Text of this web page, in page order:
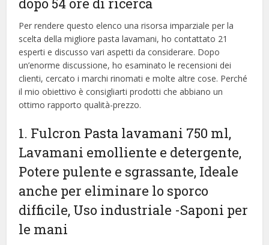
dopo 54 ore di ricerca
Per rendere questo elenco una risorsa imparziale per la
scelta della migliore pasta lavamani, ​​ho contattato 21
esperti e discusso vari aspetti da considerare. Dopo
un’enorme discussione, ho esaminato le recensioni dei
clienti, cercato i marchi rinomati e molte altre cose. Perché
il mio obiettivo è consigliarti prodotti che abbiano un
ottimo rapporto qualità-prezzo.
1. Fulcron Pasta lavamani 750 ml,
Lavamani emolliente e detergente,
Potere pulente e sgrassante, Ideale
anche per eliminare lo sporco
difficile, Uso industriale -Saponi per
le mani